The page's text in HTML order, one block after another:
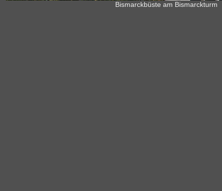
Bismarckbüste am Bismarckturm